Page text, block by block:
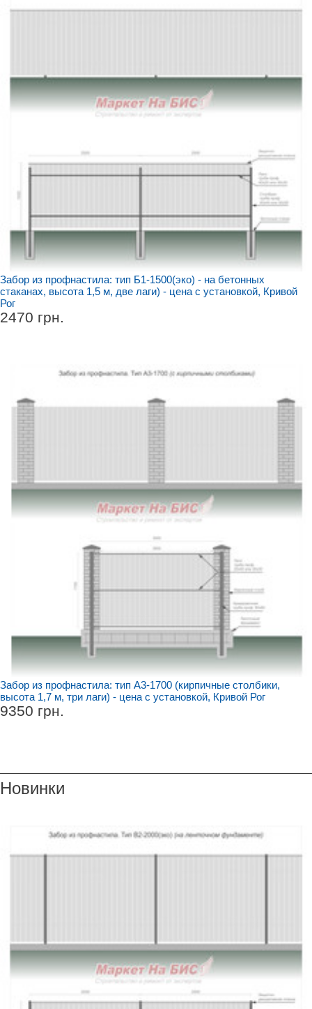
Забор из профнастила: тип Б1-1500(эко) - на бетонных
стаканах, высота 1,5 м, две лаги) - цена с установкой, Кривой
Рог
2470 грн.
Забор из профнастила: тип А3-1700 (кирпичные столбики,
высота 1,7 м, три лаги) - цена с установкой, Кривой Рог
9350 грн.
Новинки